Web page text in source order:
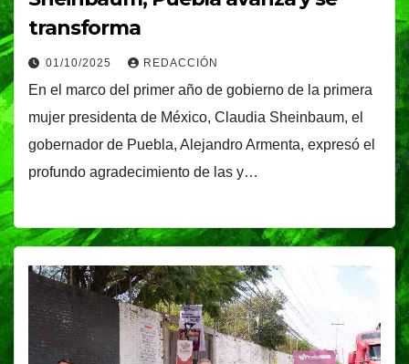
transforma
01/10/2025 REDACCIÓN
En el marco del primer año de gobierno de la primera
mujer presidenta de México, Claudia Sheinbaum, el
gobernador de Puebla, Alejandro Armenta, expresó el
profundo agradecimiento de las y…